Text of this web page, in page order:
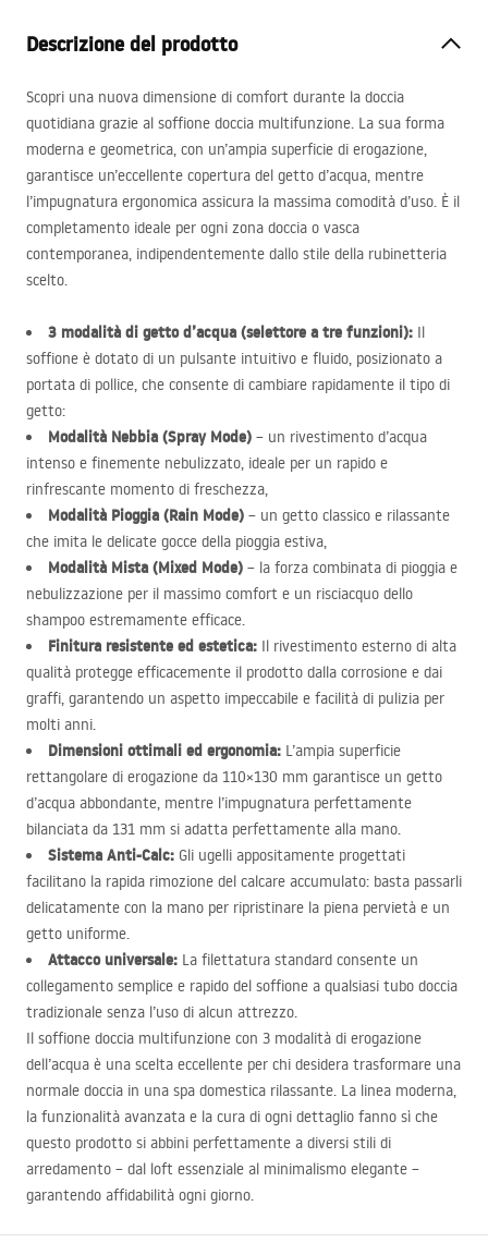
Descrizione del prodotto
Scopri una nuova dimensione di comfort durante la doccia
quotidiana grazie al soffione doccia multifunzione. La sua forma
moderna e geometrica, con un’ampia superficie di erogazione,
garantisce un’eccellente copertura del getto d’acqua, mentre
l’impugnatura ergonomica assicura la massima comodità d’uso. È il
completamento ideale per ogni zona doccia o vasca
contemporanea, indipendentemente dallo stile della rubinetteria
scelto.
3 modalità di getto d’acqua (selettore a tre funzioni): Il
soffione è dotato di un pulsante intuitivo e fluido, posizionato a
portata di pollice, che consente di cambiare rapidamente il tipo di
getto:
Modalità Nebbia (Spray Mode) – un rivestimento d’acqua
intenso e finemente nebulizzato, ideale per un rapido e
rinfrescante momento di freschezza,
Modalità Pioggia (Rain Mode) – un getto classico e rilassante
che imita le delicate gocce della pioggia estiva,
Modalità Mista (Mixed Mode) – la forza combinata di pioggia e
nebulizzazione per il massimo comfort e un risciacquo dello
shampoo estremamente efficace.
Finitura resistente ed estetica: Il rivestimento esterno di alta
qualità protegge efficacemente il prodotto dalla corrosione e dai
graffi, garantendo un aspetto impeccabile e facilità di pulizia per
molti anni.
Dimensioni ottimali ed ergonomia: L’ampia superficie
rettangolare di erogazione da 110×130 mm garantisce un getto
d’acqua abbondante, mentre l’impugnatura perfettamente
bilanciata da 131 mm si adatta perfettamente alla mano.
Sistema Anti-Calc: Gli ugelli appositamente progettati
facilitano la rapida rimozione del calcare accumulato: basta passarli
delicatamente con la mano per ripristinare la piena pervietà e un
getto uniforme.
Attacco universale: La filettatura standard consente un
collegamento semplice e rapido del soffione a qualsiasi tubo doccia
tradizionale senza l’uso di alcun attrezzo.
Il soffione doccia multifunzione con 3 modalità di erogazione
dell’acqua è una scelta eccellente per chi desidera trasformare una
normale doccia in una spa domestica rilassante. La linea moderna,
la funzionalità avanzata e la cura di ogni dettaglio fanno sì che
questo prodotto si abbini perfettamente a diversi stili di
arredamento – dal loft essenziale al minimalismo elegante –
garantendo affidabilità ogni giorno.